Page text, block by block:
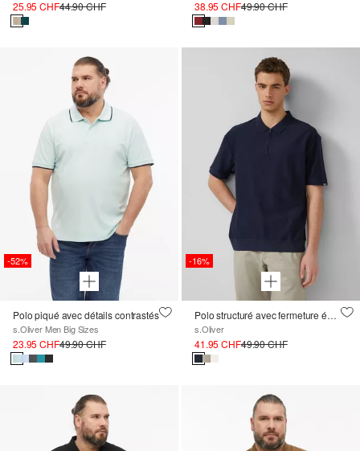
25.95 CHF44.90 CHF 38.95 CHF49.90 CHF
-52%
Polo piqué avec détails contrastés
s.Oliver Men Big Sizes
23.95 CHF49.90 CHF
-16%
Polo structuré avec fermeture éclair en Modern Fit
s.Oliver
41.95 CHF49.90 CHF